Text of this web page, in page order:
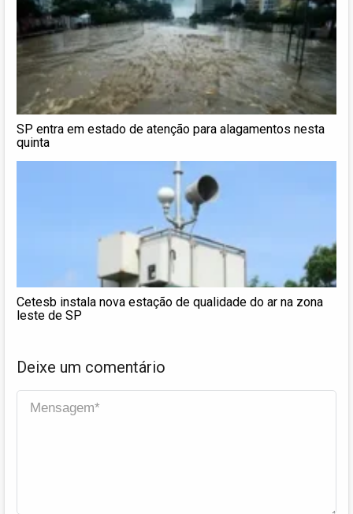
SP entra em estado de atenção para alagamentos nesta
quinta
Cetesb instala nova estação de qualidade do ar na zona
leste de SP
Deixe um comentário